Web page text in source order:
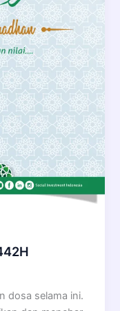
dosa selama ini.